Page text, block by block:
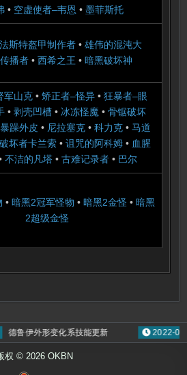
• 空虚使者–韦恩 •墨菲斯托
斯特盔甲制作者 •雄伟的混沌大
播者• 西希之王 • 暗黑破坏神
军山克• 矫正者–怪异• 狂暴者–眼
•剥壳凹槽 • 冰冻怪魔 •骨锯破坏
暴躁外皮 • 尼拉塞克• 科力克• 马道
破坏者卡兰索 •诅咒的阿科姆 • 血腥
不洁的凡塔• 古难记录者• 巴尔
• 暗黑2冠军怪物 • 暗黑2金怪 • 暗黑
2超级金怪
德鲁伊外形变化系技能更新 2022-01-
权 © 2026 OKBN